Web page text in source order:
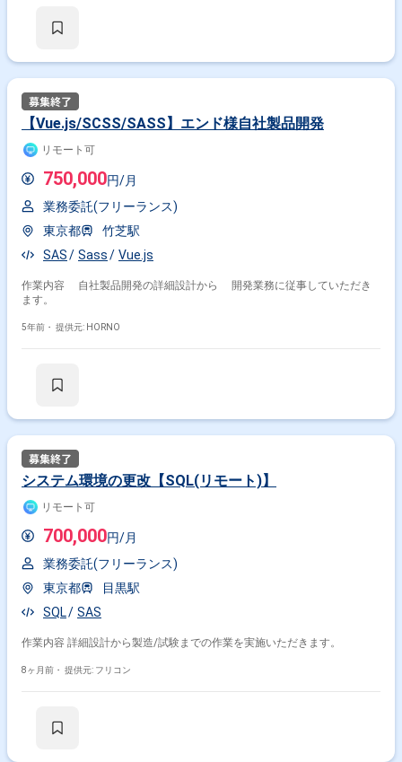
件構築などさまざま。 [歓迎する人材像] ・向上心・探究心のある方 ・意欲
プレーでなくチームで成長する意識を持てる方 ・コミュニケーション能力
の高い方 ・UXに興味がある方 ・マルチタスク(同時進行)への適応力があ
る方 [仕事の魅力] デザイン領域の上流から携わることができるポジション
です ▼勤務地等 最寄駅:リモート可 ※現場は六本木 ※地方の方も検討可 勤
務時間:11:00~19:00(所定労働時間7時間、休憩時間1時間) ▼条件面 面談:1
【Vue.js/SCSS/SASS】エンド様自社製品開発
リモート可
750,000円/月
業務委託(フリーランス)
東京都
竹芝駅
SAS
Sass Vue.js
作業内容 自社製品開発の詳細設計から 開発業務に従事していただき
ます。
5年前・ 提供元: HORNO
システム環境の更改【SQL(リモート)】
リモート可
700,000円/月
業務委託(フリーランス)
東京都
目黒駅
SQL
SAS
作業内容 詳細設計から製造/試験までの作業を実施いただきます。
8ヶ月前・ 提供元: フリコン